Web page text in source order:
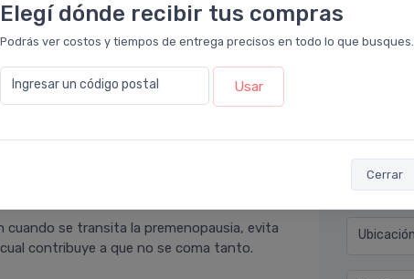
Elegí dónde recibir tus compras
Podrás ver costos y tiempos de entrega precisos en todo lo que busques.
Ingresar un código postal Usar
Cerrar
Leloir.
piel. Noto el rostro más luminoso y las
más resultados.
se transita la premenopausia, evita
contribuye a que no se coma tanto.
Nombre
Email*
Teléfono
Ubicación